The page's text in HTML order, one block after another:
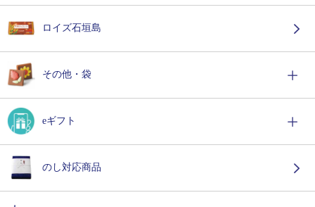
ロイズ石垣島
その他・袋
eギフト
のし対応商品